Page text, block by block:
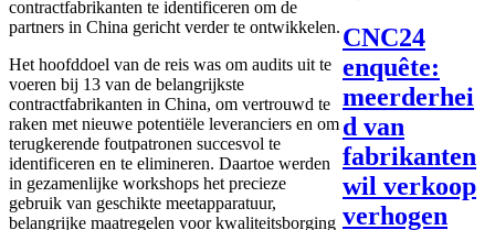
contractfabrikanten te identificeren om de
partners in China gericht verder te ontwikkelen.
Het hoofddoel van de reis was om audits uit te
voeren bij 13 van de belangrijkste
contractfabrikanten in China, om vertrouwd te
raken met nieuwe potentiële leveranciers en om
terugkerende foutpatronen succesvol te
identificeren en te elimineren. Daartoe werden
in gezamenlijke workshops het precieze
gebruik van geschikte meetapparatuur,
belangrijke maatregelen voor kwaliteitsborging
CNC24
enquête:
meerderhei
d van
fabrikanten
wil verkoop
verhogen